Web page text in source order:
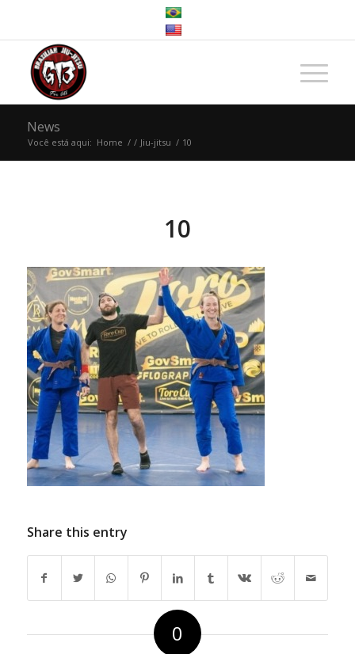
News
Você está aqui: Home / / Jiu-jitsu / 10
10
Share this entry
0